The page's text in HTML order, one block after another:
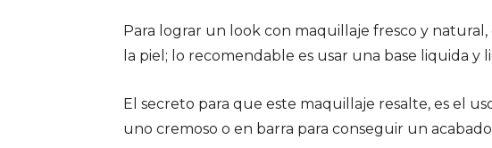
Para lograr un look con maquillaje fresco y
la piel; lo recomendable es usar una base liquida y
El secreto para que este maquillaje resalte, es el
uno cremoso o en barra para conseguir un